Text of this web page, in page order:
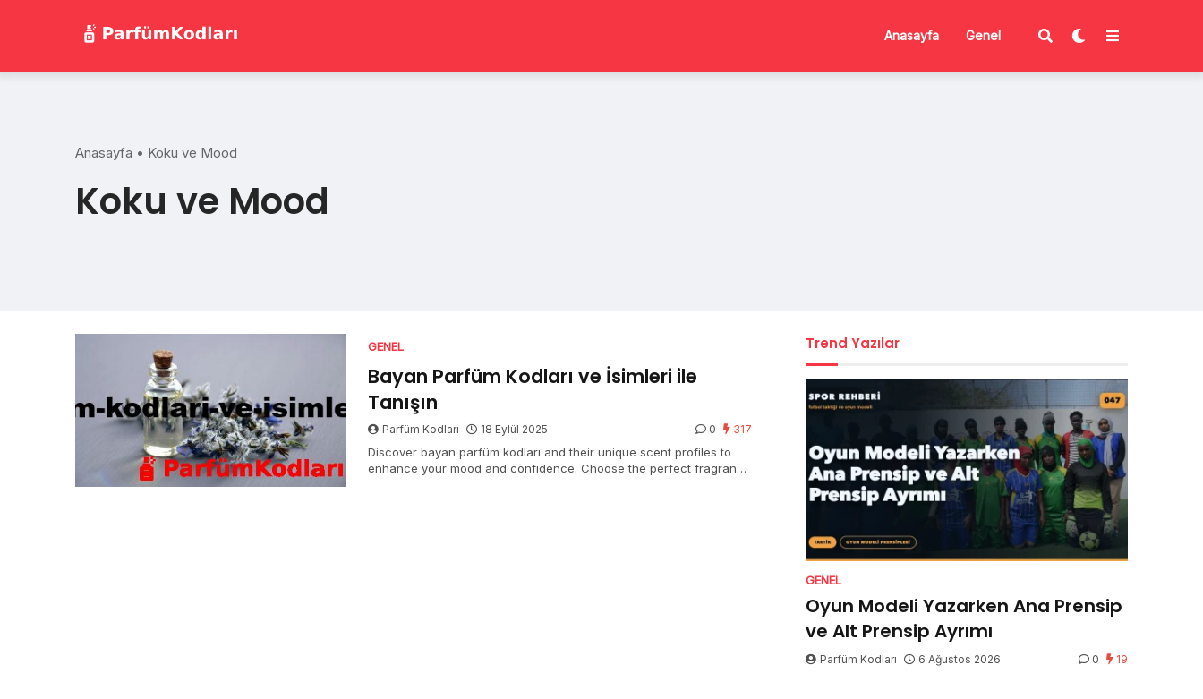
Anasayfa Genel
Anasayfa • Koku ve Mood
Koku ve Mood
GENEL
Bayan Parfüm Kodları ve İsimleri ile
Tanışın
Parfüm Kodları 18 Eylül 2025 0 317
Discover bayan parfüm kodları and their unique scent profiles to
enhance your mood and confidence. Choose the perfect fragrance
Trend Yazılar
GENEL
Oyun Modeli Yazarken Ana Prensip
ve Alt Prensip Ayrımı
Parfüm Kodları 6 Ağustos 2026 0 19